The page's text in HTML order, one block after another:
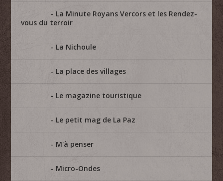
La Minute Royans Vercors et les Rendez-
vous du terroir
La Nichoule
La place des villages
Le magazine touristique
Le petit mag de La Paz
M'à penser
Micro-Ondes